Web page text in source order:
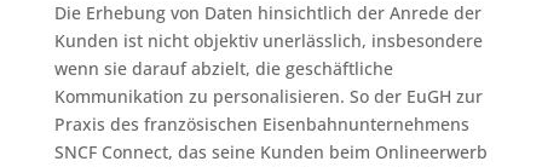
Die Erhebung von Daten hinsichtlich der Anrede der
Kunden ist nicht objektiv unerlässlich, insbesondere
wenn sie darauf abzielt, die geschäftliche
Kommunikation zu personalisieren. So der EuGH zur
Praxis des französischen Eisenbahnunternehmens
SNCF Connect, das seine Kunden beim Onlineerwerb